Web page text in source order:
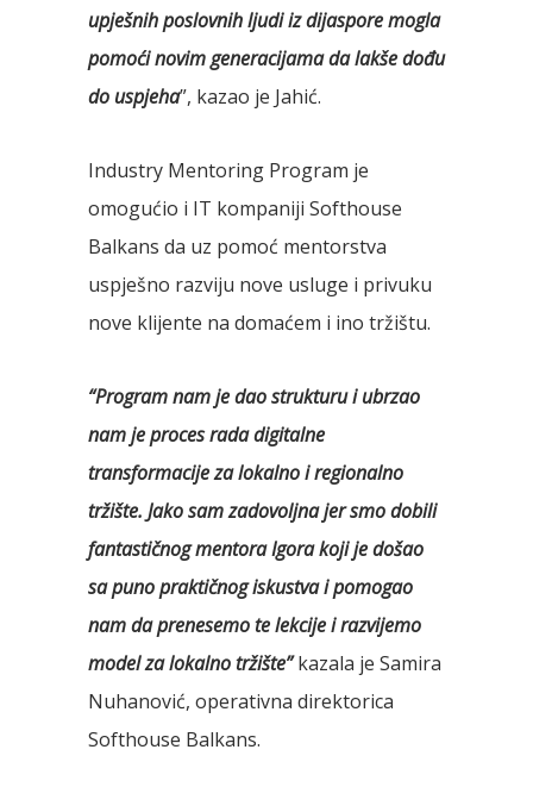
upješnih poslovnih ljudi iz dijaspore mogla
pomoći novim generacijama da lakše dođu
do uspjeha”, kazao je Jahić.
Industry Mentoring Program je
omogućio i IT kompaniji Softhouse
Balkans da uz pomoć mentorstva
uspješno razviju nove usluge i privuku
nove klijente na domaćem i ino tržištu.
“Program nam je dao strukturu i ubrzao
nam je proces rada digitalne
transformacije za lokalno i regionalno
tržište. Jako sam zadovoljna jer smo dobili
fantastičnog mentora Igora koji je došao
sa puno praktičnog iskustva i pomogao
nam da prenesemo te lekcije i razvijemo
model za lokalno tržište”kazala je Samira
Nuhanović, operativna direktorica
Softhouse Balkans.